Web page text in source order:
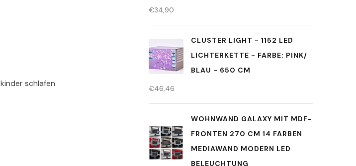
schlafen
€34,90
CLUSTER LIGHT - 1152 LED
LICHTERKETTE - FARBE: PINK/
BLAU - 650 CM
€46,46
WOHNWAND GALAXY MIT MDF-
FRONTEN 270 CM 14 FARBEN
MEDIAWAND MODERN LED
BELEUCHTUNG